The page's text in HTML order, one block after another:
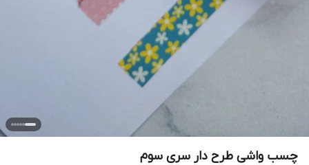
چسب واشی طرح دار سری سوم